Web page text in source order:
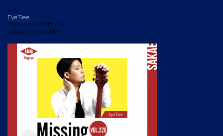
Act:
Eye’Dee
Open 20:00 Start 21:00
2,500yen (drink別)